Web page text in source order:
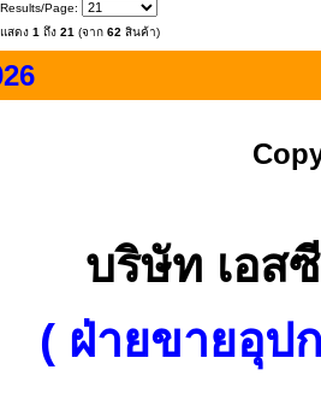
Results/Page:
แสดง 1 ถึง 21 (จาก 62 สินค้า)
บริษัท เอส
( ฝ่ายขายอุป